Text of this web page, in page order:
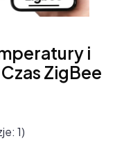
i
ZigBee
1)